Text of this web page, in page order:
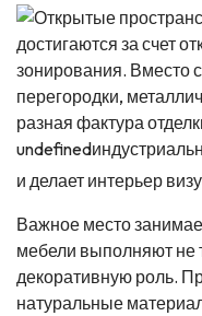
и делает интерьер
Важное место
мебели выполняют не
декоративную роль.
натуральные